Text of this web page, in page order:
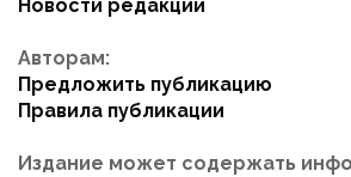
Новости редакции
Авторам:
Предложить публикацию
Правила публикации
Издание может содержать